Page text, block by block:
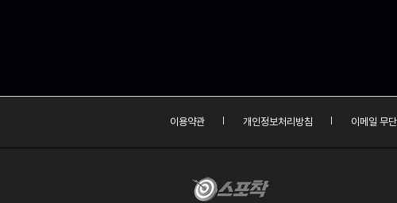
이용약관 개인정보처리방침 이메일 무